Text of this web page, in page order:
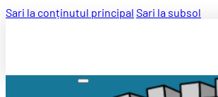
Sari la conținutul principal Sari la subsol